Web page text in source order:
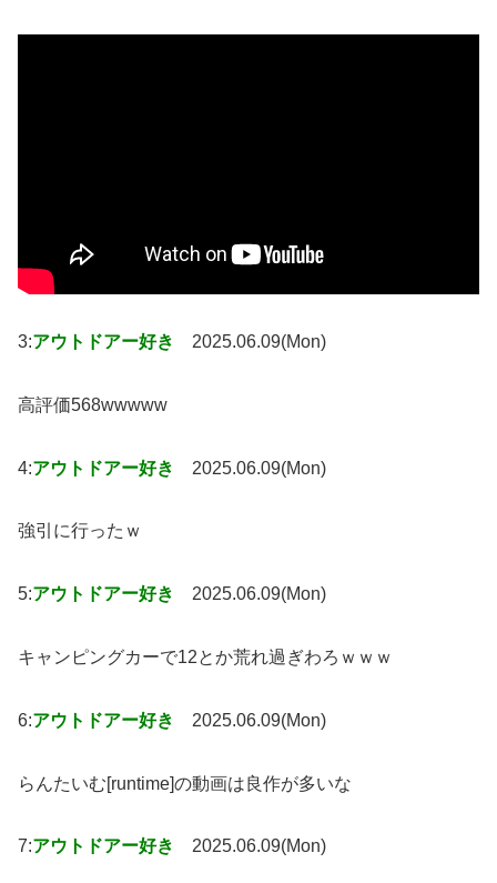
3:アウトドアー好き 2025.06.09(Mon)
高評価568wwwww
4:アウトドアー好き 2025.06.09(Mon)
強引に行ったｗ
5:アウトドアー好き 2025.06.09(Mon)
キャンピングカーで12とか荒れ過ぎわろｗｗｗ
6:アウトドアー好き 2025.06.09(Mon)
らんたいむ[runtime]の動画は良作が多いな
7:アウトドアー好き 2025.06.09(Mon)